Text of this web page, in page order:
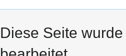
Diese Seite